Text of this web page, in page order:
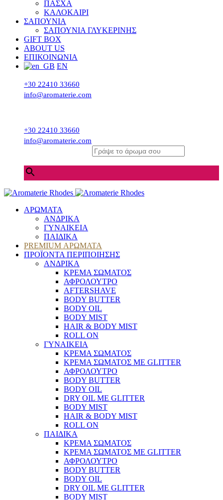
ΠΑΣΧΑ
ΚΑΛΟΚΑΙΡΙ
ΣΑΠΟΥΝΙΑ
ΣΑΠΟΥΝΙΑ ΓΛΥΚΕΡΙΝΗΣ
GIFT BOX
ABOUT US
ΕΠΙΚΟΙΝΩΝΙΑ
EN
+30 22410 33660
info@aromaterie.com
+30 22410 33660
info@aromaterie.com
ΑΡΩΜΑΤΑ
ΑΝΔΡΙΚΑ
ΓΥΝΑΙΚΕΙΑ
ΠΑΙΔΙΚΑ
PREMIUM ΑΡΩΜΑΤΑ
ΠΡΟΪΟΝΤΑ ΠΕΡΙΠΟΙΗΣΗΣ
ΑΝΔΡΙΚΑ
ΚΡΕΜΑ ΣΩΜΑΤΟΣ
ΑΦΡΟΛΟΥΤΡΟ
AFTERSHAVE
BODY BUTTER
BODY OIL
BODY MIST
HAIR & BODY MIST
ROLL ON
ΓΥΝΑΙΚΕΙΑ
ΚΡΕΜΑ ΣΩΜΑΤΟΣ
ΚΡΕΜΑ ΣΩΜΑΤΟΣ ΜΕ GLITTER
ΑΦΡΟΛΟΥΤΡΟ
BODY BUTTER
BODY OIL
DRY OIL ΜΕ GLITTER
BODY MIST
HAIR & BODY MIST
ROLL ON
ΠΑΙΔΙΚΑ
ΚΡΕΜΑ ΣΩΜΑΤΟΣ
ΚΡΕΜΑ ΣΩΜΑΤΟΣ ΜΕ GLITTER
ΑΦΡΟΛΟΥΤΡΟ
BODY BUTTER
BODY OIL
DRY OIL ΜΕ GLITTER
BODY MIST